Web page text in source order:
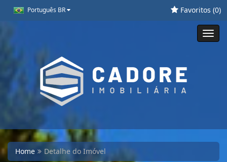
Português BR Favoritos (0)
Home Detalhe do Imóvel